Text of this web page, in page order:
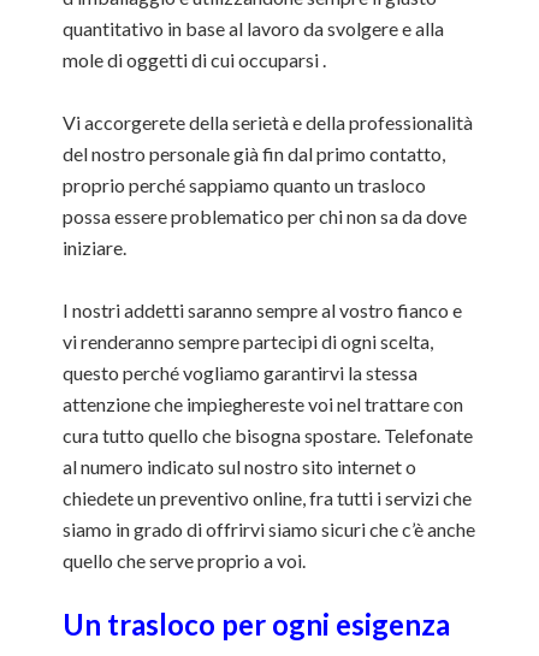
quantitativo in base al lavoro da svolgere e alla
mole di oggetti di cui occuparsi .
Vi accorgerete della serietà e della professionalità
del nostro personale già fin dal primo contatto,
proprio perché sappiamo quanto un trasloco
possa essere problematico per chi non sa da dove
iniziare.
I nostri addetti saranno sempre al vostro fianco e
vi renderanno sempre partecipi di ogni scelta,
questo perché vogliamo garantirvi la stessa
attenzione che impieghereste voi nel trattare con
cura tutto quello che bisogna spostare. Telefonate
al numero indicato sul nostro sito internet o
chiedete un preventivo online, fra tutti i servizi che
siamo in grado di offrirvi siamo sicuri che c’è anche
quello che serve proprio a voi.
Un trasloco per ogni esigenza